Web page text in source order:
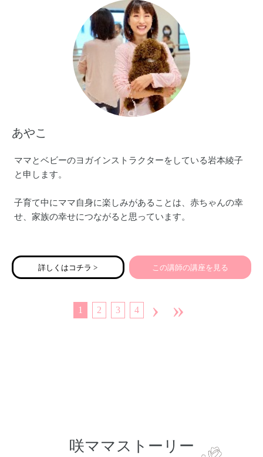
あやこ
ママとベビーのヨガインストラクターをしている岩本綾子
と申します。
子育て中にママ自身に楽しみがあることは、赤ちゃんの幸
せ、家族の幸せにつながると思っています。
定になりがちなココロ。
りかたまっているカラダ。
詳しくはコチラ > この講師の講座を見る
1 2 3 4 › »
咲ママストーリー